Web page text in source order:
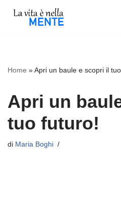
Home »Apri un baule e scopri il
Apri un
tuo futuro!
di Maria Boghi